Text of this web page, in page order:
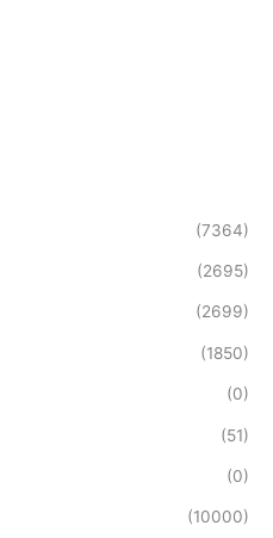
(7364)
(2695)
(2699)
(1850)
(0)
(51)
(0)
(10000)